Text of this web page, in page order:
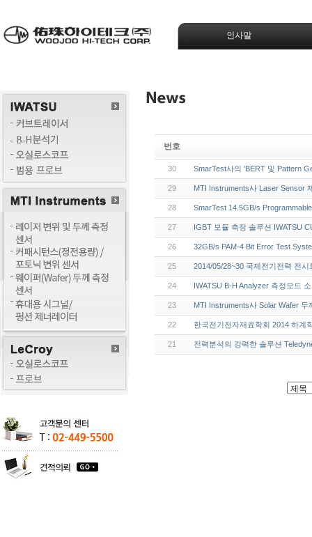
인사말
번호
30 SmarTest사의 'BERT 및 Pattern
29 MTI Instruments사 Laser Sensor
28 SmarTest 14.5GB/s
27 IGBT 모듈 측정 솔루션 IWATSU
26 32GB/s PAM-4 Bit Error Test
25 2014/05/28~30 국제전기전력 전
24 IWATSU B-H Analyzer 측정모드
23 MTI Instruments사 Solar Wafer 두
22 한국전기전자재료학회 2014 하계
21 전력분석의 강력한 솔루션